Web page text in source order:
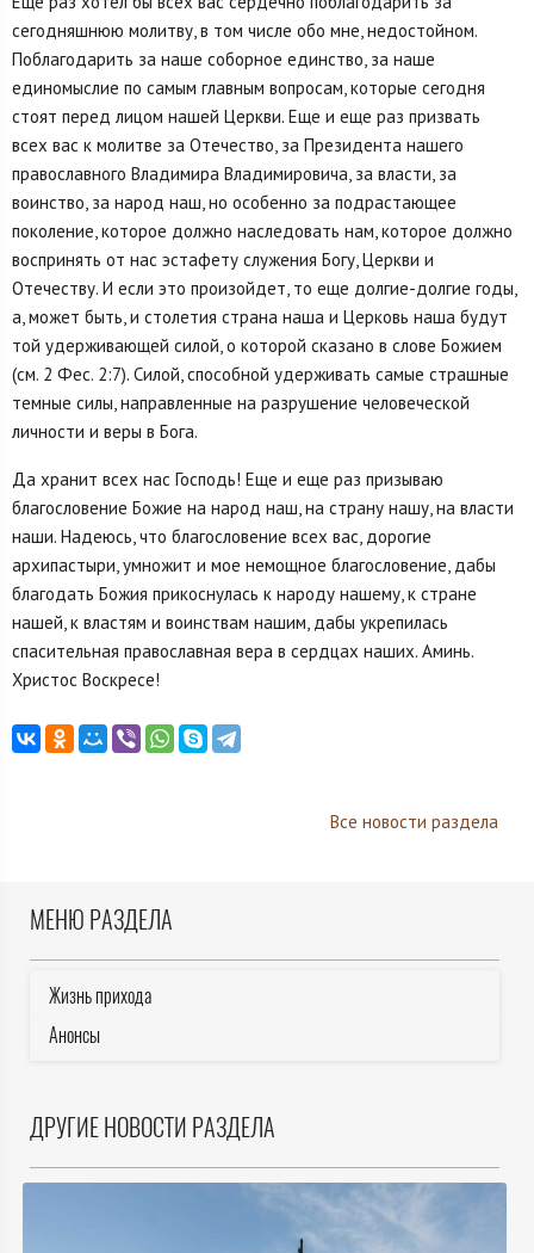
сегодняшнюю молитву, в том числе обо мне, недостойном.
Поблагодарить за наше соборное единство, за наше
единомыслие по самым главным вопросам, которые сегодня
стоят перед лицом нашей Церкви. Еще и еще раз призвать
всех вас к молитве за Отечество, за Президента нашего
православного Владимира Владимировича, за власти, за
воинство, за народ наш, но особенно за подрастающее
поколение, которое должно наследовать нам, которое должно
воспринять от нас эстафету служения Богу, Церкви и
Отечеству. И если это произойдет, то еще долгие-долгие годы,
а, может быть, и столетия страна наша и Церковь наша будут
той удерживающей силой, о которой сказано в слове Божием
(см. 2 Фес. 2:7). Силой, способной удерживать самые страшные
темные силы, направленные на разрушение человеческой
личности и веры в Бога.
Да хранит всех нас Господь! Еще и еще раз призываю
благословение Божие на народ наш, на страну нашу, на власти
наши. Надеюсь, что благословение всех вас, дорогие
архипастыри, умножит и мое немощное благословение, дабы
благодать Божия прикоснулась к народу нашему, к стране
нашей, к властям и воинствам нашим, дабы укрепилась
спасительная православная вера в сердцах наших. Аминь.
Христос Воскресе!
Все новости раздела
МЕНЮ РАЗДЕЛА
Жизнь прихода
Анонсы
ДРУГИЕ НОВОСТИ РАЗДЕЛА